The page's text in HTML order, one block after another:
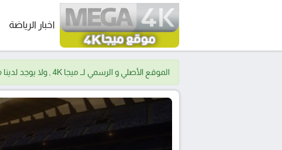
اخبار الرياضة
الموقع الأصلي و الرسمي لــ ميجا 4K , ولا يوجد لدينا موقع اخر.